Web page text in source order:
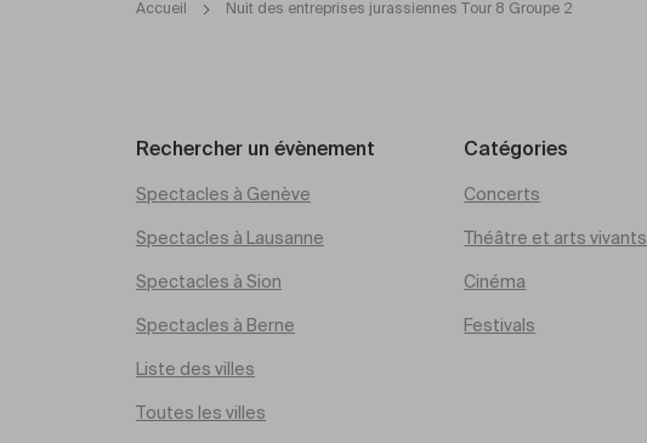
Accueil Nuit des entreprises jurassiennes Tour 8 Groupe 2
Rechercher un évènement
Spectacles à Genève
Spectacles à Lausanne
Spectacles à Sion
Spectacles à Berne
Liste des villes
Toutes les villes
Catégories
Concerts
Théâtre et arts vivants
Cinéma
Festivals